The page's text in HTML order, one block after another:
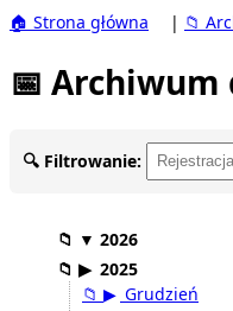
🏠 Strona główna | 📁
📅 Archiwum
🔍 Filtrowanie:
📁 ▼ 2026
📁 ▶ 2025
📁 ▶ Grudzień